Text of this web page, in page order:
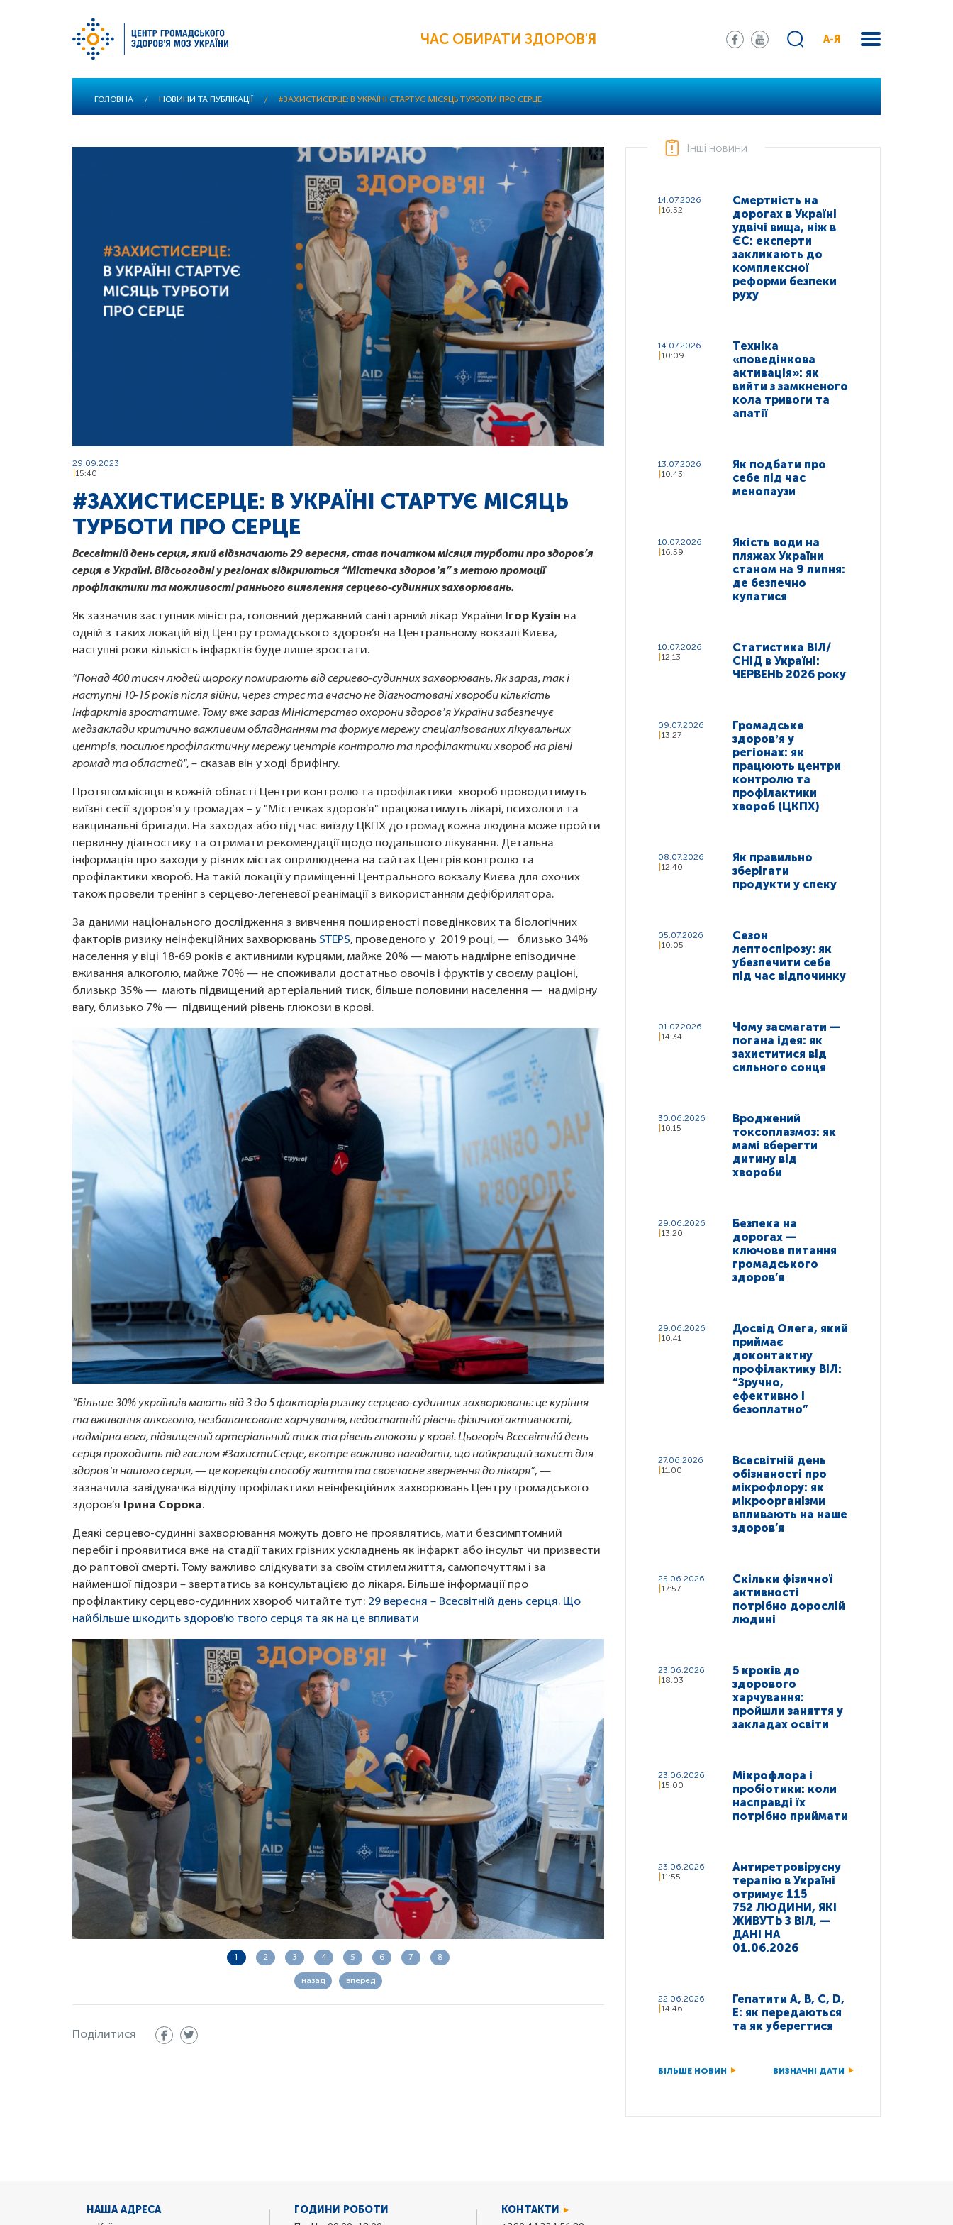
ЧАС ОБИРАТИ ЗДОРОВ'Я А-Я
ГОЛОВНА / НОВИНИ ТА ПУБЛІКАЦІЇ / #ЗАХИСТИСЕРЦЕ: В УКРАЇНІ СТАРТУЄ МІСЯЦЬ ТУРБОТИ ПРО СЕРЦЕ
29.09.2023
15:40
#ЗАХИСТИСЕРЦЕ: В УКРАЇНІ СТАРТУЄ МІСЯЦЬ
ТУРБОТИ ПРО СЕРЦЕ
Всесвітній день серця, який відзначають 29 вересня, став початком місяця турботи про здоров’я
серця в Україні. Відсьогодні у регіонах відкриються “Містечка здоровʼя” з метою промоції
профілактики та можливості раннього виявлення серцево-судинних захворювань.
Як зазначив заступник міністра, головний державний санітарний лікар України Ігор Кузін на
одній з таких локацій від Центру громадського здоров’я на Центральному вокзалі Києва,
наступні роки кількість інфарктів буде лише зростати.
“Понад 400 тисяч людей щороку помирають від серцево-судинних захворювань. Як зараз, так і
наступні 10-15 років після війни, через стрес та вчасно не діагностовані хвороби кількість
інфарктів зростатиме. Тому вже зараз Міністерство охорони здоровʼя України забезпечує
медзаклади критично важливим обладнанням та формує мережу спеціалізованих лікувальних
центрів, посилює профілактичну мережу центрів контролю та профілактики хвороб на рівні
громад та областей", – сказав він у ході брифінгу.
Протягом місяця в кожній області Центри контролю та профілактики хвороб проводитимуть
виїзні сесії здоровʼя у громадах – у "Містечках здоров’я" працюватимуть лікарі, психологи та
вакцинальні бригади. На заходах або під час виїзду ЦКПХ до громад кожна людина може пройти
первинну діагностику та отримати рекомендації щодо подальшого лікування. Детальна
інформація про заходи у різних містах оприлюднена на сайтах Центрів контролю та
профілактики хвороб. На такій локації у приміщенні Центрального вокзалу Києва для охочих
також провели тренінг з серцево-легеневої реанімації з використанням дефібрилятора.
За даними національного дослідження з вивчення поширеності поведінкових та біологічних
факторів ризику неінфекційних захворювань STEPS, проведеного у 2019 році, — близько 34%
населення у віці 18-69 років є активними курцями, майже 20% — мають надмірне епізодичне
вживання алкоголю, майже 70% — не споживали достатньо овочів і фруктів у своєму раціоні,
близькр 35% — мають підвищений артеріальний тиск, більше половини населення — надмірну
вагу, близько 7% — підвищений рівень глюкози в крові.
“Більше 30% українців мають від 3 до 5 факторів ризику серцево-судинних захворювань: це куріння
та вживання алкоголю, незбалансоване харчування, недостатній рівень фізичної активності,
надмірна вага, підвищений артеріальний тиск та рівень глюкози у крові. Цьогоріч Всесвітній день
серця проходить під гаслом #ЗахистиСерце, вкотре важливо нагадати, що найкращий захист для
здоровʼя нашого серця, — це корекція способу життя та своєчасне звернення до лікаря”, —
зазначила завідувачка відділу профілактики неінфекційних захворювань Центру громадського
здоров’я Ірина Сорока.
Деякі серцево-судинні захворювання можуть довго не проявлятись, мати безсимптомний
перебіг і проявитися вже на стадії таких грізних ускладнень як інфаркт або інсульт чи призвести
до раптової смерті. Тому важливо слідкувати за своїм стилем життя, самопочуттям і за
найменшої підозри – звертатись за консультацією до лікаря. Більше інформації про
профілактику серцево-судинних хвороб читайте тут: 29 вересня – Всесвітній день серця. Що
найбільше шкодить здоров’ю твого серця та як на це впливати
1 2 3 4 5 6 7 8
назад вперед
Поділитися
Інші новини
14.07.2026
16:52
Смертність на
дорогах в Україні
удвічі вища, ніж в
ЄС: експерти
закликають до
комплексної
реформи безпеки
руху
14.07.2026
10:09
Техніка
«поведінкова
активація»: як
вийти з замкненого
кола тривоги та
апатії
13.07.2026
10:43
Як подбати про
себе під час
менопаузи
10.07.2026
16:59
Якість води на
пляжах України
станом на 9 липня:
де безпечно
купатися
10.07.2026
12:13
Статистика ВІЛ/
СНІД в Україні:
ЧЕРВЕНЬ 2026 року
09.07.2026
13:27
Громадське
здоровʼя у
регіонах: як
працюють центри
контролю та
профілактики
хвороб (ЦКПХ)
08.07.2026
12:40
Як правильно
зберігати
продукти у спеку
05.07.2026
10:05
Сезон
лептоспірозу: як
убезпечити себе
під час відпочинку
01.07.2026
14:34
Чому засмагати —
погана ідея: як
захиститися від
сильного сонця
30.06.2026
10:15
Вроджений
токсоплазмоз: як
мамі вберегти
дитину від
хвороби
29.06.2026
13:20
Безпека на
дорогах —
ключове питання
громадського
здоров’я
29.06.2026
10:41
Досвід Олега, який
приймає
доконтактну
профілактику ВІЛ:
“Зручно,
ефективно і
безоплатно”
27.06.2026
11:00
Всесвітній день
обізнаності про
мікрофлору: як
мікроорганізми
впливають на наше
здоров’я
25.06.2026
17:57
Скільки фізичної
активності
потрібно дорослій
людині
23.06.2026
18:03
5 кроків до
здорового
харчування:
пройшли заняття у
закладах освіти
23.06.2026
15:00
Мікрофлора і
пробіотики: коли
насправді їх
потрібно приймати
23.06.2026
11:55
Антиретровірусну
терапію в Україні
отримує 115
752 ЛЮДИНИ, ЯКІ
ЖИВУТЬ З ВІЛ, —
ДАНІ НА
01.06.2026
22.06.2026
14:46
Гепатити A, B, C, D,
E: як передаються
та як уберегтися
БІЛЬШЕ НОВИН ВИЗНАЧНІ ДАТИ
НАША АДРЕСА ГОДИНИ РОБОТИ КОНТАКТИ